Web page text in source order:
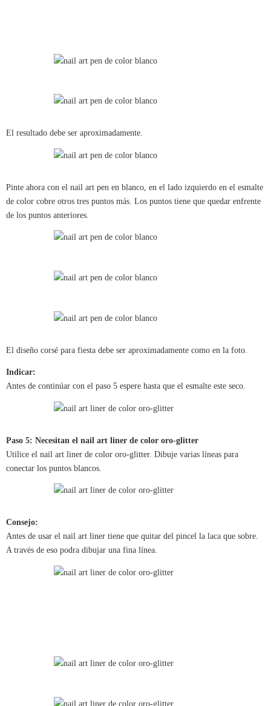
El resultado debe ser aproximadamente.
Pinte ahora con el nail art pen en blanco, en el lado izquierdo en el esmalte
de color cobre otros tres puntos más. Los puntos tiene que quedar enfrente
de los puntos anteriores.
El diseño corsé para fiesta debe ser aproximadamente como en la foto.
Indicar:
Antes de continúar con el paso 5 espere hasta que el esmalte este seco.
Paso 5: Necesitan el nail art liner de color oro-glitter
Utilice el nail art liner de color oro-glitter. Dibuje varias líneas para
conectar los puntos blancos.
Consejo:
Antes de usar el nail art liner tiene que quitar del pincel la laca que sobre.
A través de eso podra dibujar una fina línea.